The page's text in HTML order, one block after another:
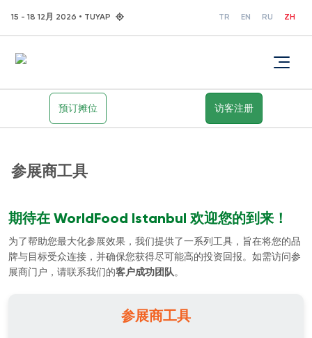
15 - 18 12月 2026 • TUYAP TR EN RU ZH
预订摊位 访客注册
参展商工具
期待在 WorldFood Istanbul 欢迎您的到来！
为了帮助您最大化参展效果，我们提供了一系列工具，旨在将您的品
牌与目标受众连接，并确保您获得尽可能高的投资回报。如需访问参
展商门户，请联系我们的客户成功团队。
参展商工具